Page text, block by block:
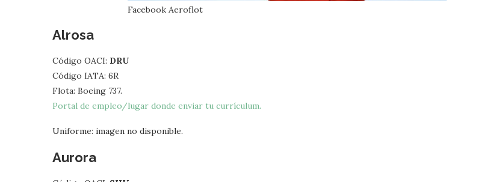
Facebook Aeroflot
Alrosa
Código OACI: DRU
Código IATA: 6R
Flota: Boeing 737.
Portal de empleo/lugar donde enviar tu currículum.
Uniforme: imagen no disponible.
Aurora